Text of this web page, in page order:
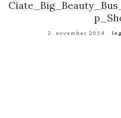
2. november 2014